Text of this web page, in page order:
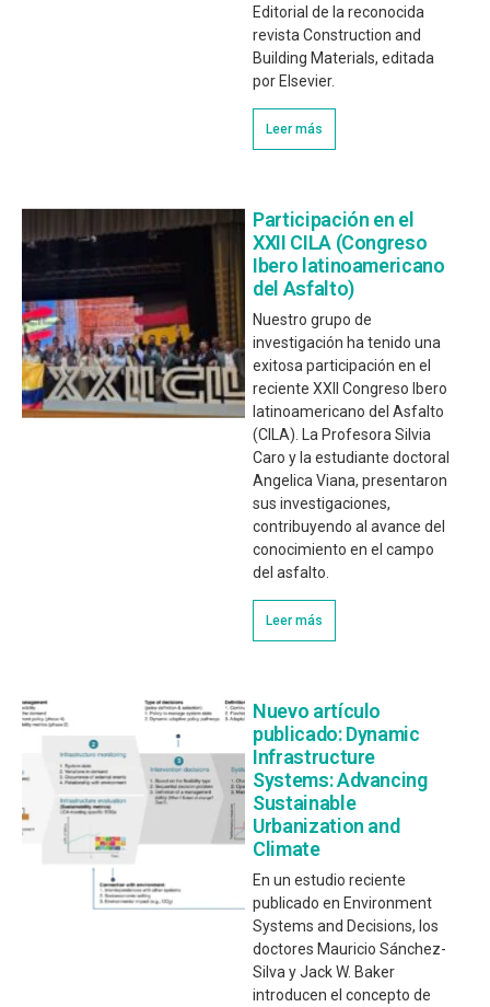
Editorial de la reconocida
revista Construction and
Building Materials, editada
por Elsevier.
Leer más
Participación en el
XXII CILA (Congreso
Ibero latinoamericano
del Asfalto)
Nuestro grupo de
investigación ha tenido una
exitosa participación en el
reciente XXII Congreso Ibero
latinoamericano del Asfalto
(CILA). La Profesora Silvia
Caro y la estudiante doctoral
Angelica Viana, presentaron
sus investigaciones,
contribuyendo al avance del
conocimiento en el campo
del asfalto.
Leer más
Nuevo artículo
publicado: Dynamic
Infrastructure
Systems: Advancing
Sustainable
Urbanization and
Climate
En un estudio reciente
publicado en Environment
Systems and Decisions, los
doctores Mauricio Sánchez-
Silva y Jack W. Baker
introducen el concepto de